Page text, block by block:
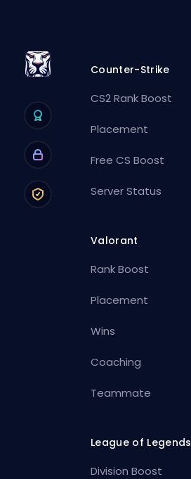
Counter-Strike
CS2 Rank Boost
Placement
Free CS Boost
Server Status
Valorant
Rank Boost
Placement
Wins
Coaching
Teammate
League of Legends
Division Boost